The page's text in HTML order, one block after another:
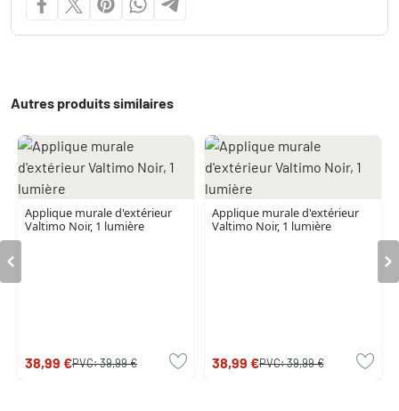
Autres produits similaires
Applique murale d'extérieur
Valtimo Noir, 1 lumière
38,99 €PVC:39,99 €
Applique murale d'extérieur
Valtimo Noir, 1 lumière
38,99 €PVC:39,99 €